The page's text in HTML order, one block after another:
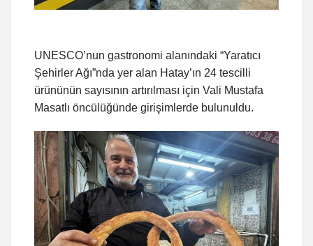
UNESCO’nun gastronomi alanındaki “Yaratıcı
Şehirler Ağı”nda yer alan Hatay’ın 24 tescilli
ürününün sayısının artırılması için Vali Mustafa
Masatlı öncülüğünde girişimlerde bulunuldu.